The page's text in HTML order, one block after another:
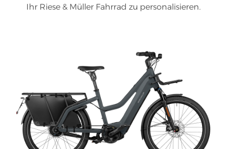
Ihr Riese & Müller Fahrrad zu personalisieren.